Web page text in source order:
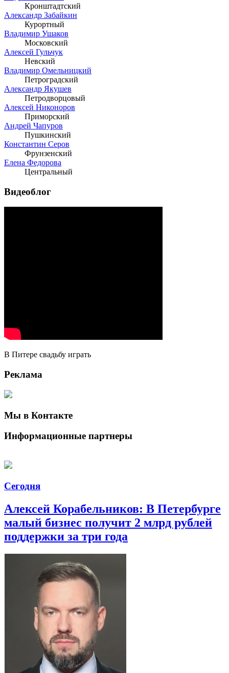
Кронштадтский
Александр Забайкин
Курортный
Владимир Ушаков
Московский
Алексей Гульчук
Невский
Владимир Омельницкий
Петроградский
Александр Якушев
Петродворцовый
Алексей Никоноров
Приморский
Андрей Чапуров
Пушкинский
Константин Серов
Фрунзенский
Елена Федорова
Центральный
Видеоблог
В Питере свадьбу играть
Реклама
Мы в Контакте
Информационные партнеры
Сегодня
Алексей Корабельников: В Петербурге
малый бизнес получит 2 млрд рублей
поддержки за три года